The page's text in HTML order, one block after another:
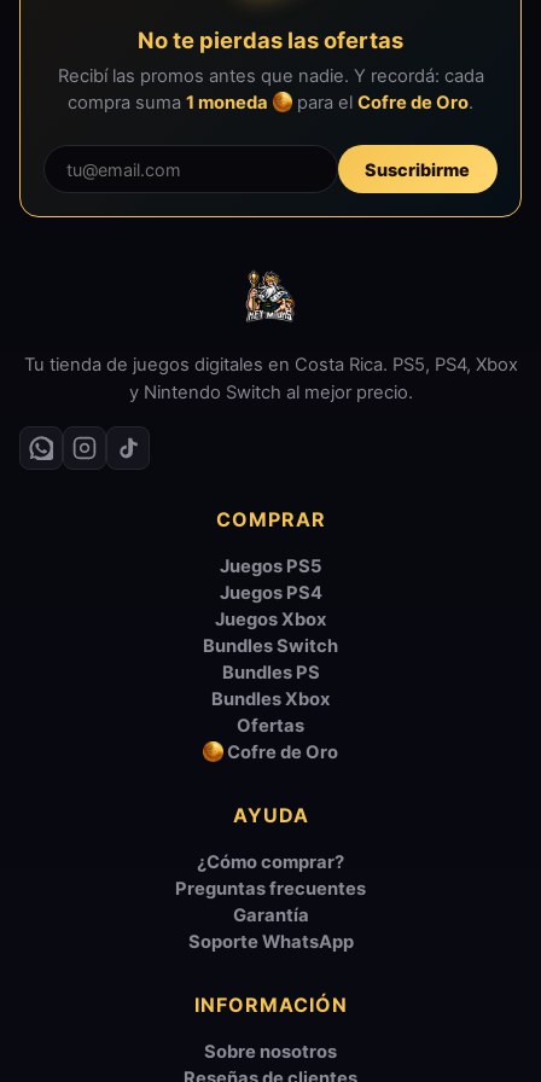
No te pierdas las ofertas
Recibí las promos antes que nadie. Y recordá: cada
compra suma 1 moneda para elCofre de Oro.
Suscribirme
Tu tienda de juegos digitales en Costa Rica. PS5, PS4, Xbox
y Nintendo Switch al mejor precio.
COMPRAR
Juegos PS5
Juegos PS4
Juegos Xbox
Bundles Switch
Bundles PS
Bundles Xbox
Ofertas
Cofre de Oro
AYUDA
¿Cómo comprar?
Preguntas frecuentes
Garantía
Soporte WhatsApp
INFORMACIÓN
Sobre nosotros